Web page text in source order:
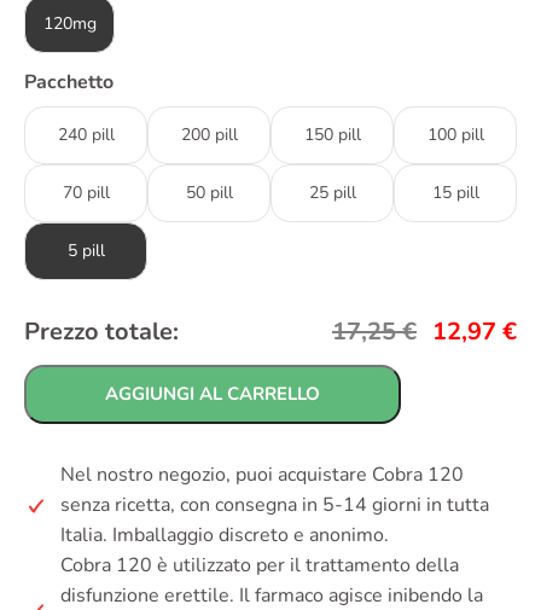
120mg
Pacchetto
240 pill 200 pill 150 pill 100 pill
70 pill 50 pill 25 pill 15 pill
5 pill
Prezzo totale: 17,25€ 12,97 €
AGGIUNGI AL CARRELLO
Nel nostro negozio, puoi acquistare Cobra 120
senza ricetta, con consegna in 5-14 giorni in tutta
Italia. Imballaggio discreto e anonimo.
Cobra 120 è utilizzato per il trattamento della
disfunzione erettile. Il farmaco agisce inibendo la